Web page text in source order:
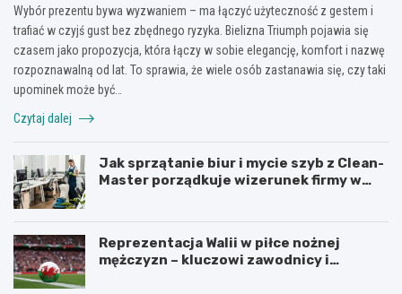
Wybór prezentu bywa wyzwaniem – ma łączyć użyteczność z gestem i
trafiać w czyjś gust bez zbędnego ryzyka. Bielizna Triumph pojawia się
czasem jako propozycja, która łączy w sobie elegancję, komfort i nazwę
rozpoznawalną od lat. To sprawia, że wiele osób zastanawia się, czy taki
upominek może być…
Czytaj dalej
Jak sprzątanie biur i mycie szyb z Clean-
Master porządkuje wizerunek firmy w
Reprezentacja Walii w piłce nożnej
mężczyzn – kluczowi zawodnicy i